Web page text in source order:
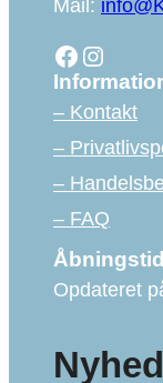
Mail:
Facebook Instagram
– Kontakt
–
–
– FAQ
Opdateret